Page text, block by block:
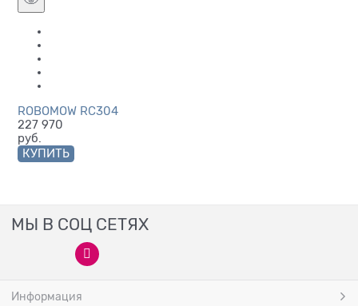
ROBOMOW RC304
227 970
руб.
КУПИТЬ
МЫ В СОЦ СЕТЯХ
Информация